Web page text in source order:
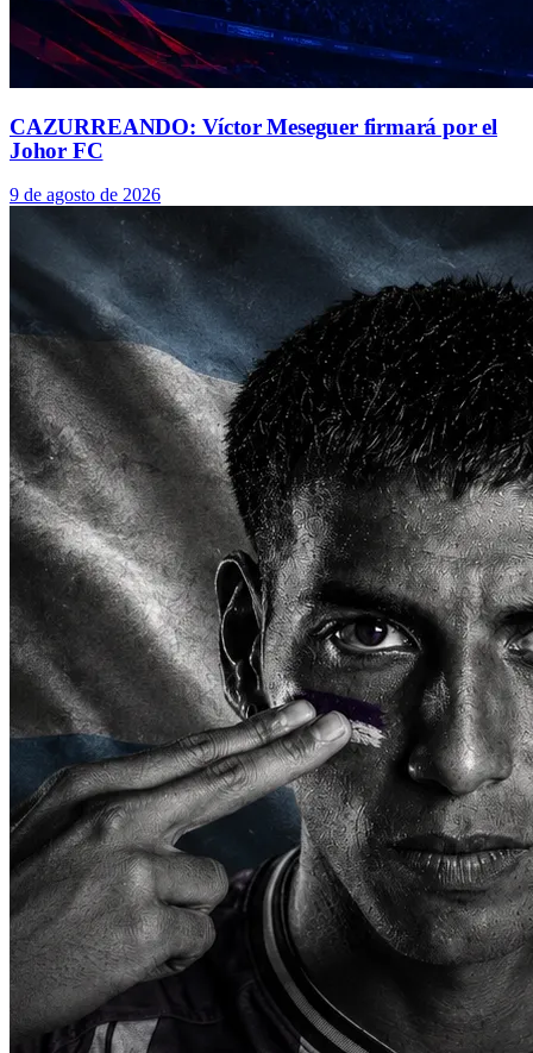
CAZURREANDO: Víctor Meseguer firmará por el
Johor FC
9 de agosto de 2026